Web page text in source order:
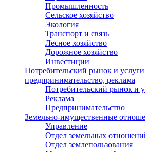
Промышленность
Сельское хозяйство
Экология
Транспорт и связь
Лесное хозяйство
Дорожное хозяйство
Инвестиции
Потребительский рынок и
предпринимательство, реклама
Потребительский рынок и
Реклама
Предпринимательство
Земельно-имущественные
Управление
Отдел земельных
Отдел землепользования